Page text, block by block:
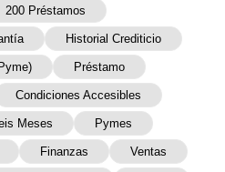
200 Préstamos
Historial Crediticio
Préstamo
Condiciones Accesibles
Meses Pymes
Finanzas Ventas